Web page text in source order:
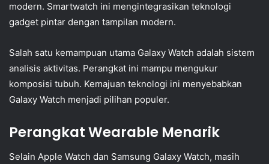
modern. Smartwatch ini mengintegrasikan teknologi
gadget pintar dengan tampilan modern.
Salah satu kemampuan utama Galaxy Watch adalah sistem
analisis aktivitas. Perangkat ini mampu mengukur
komposisi tubuh. Kemajuan teknologi ini menyebabkan
Galaxy Watch menjadi pilihan populer.
Perangkat Wearable Menarik
Selain Apple Watch dan Samsung Galaxy Watch, masih